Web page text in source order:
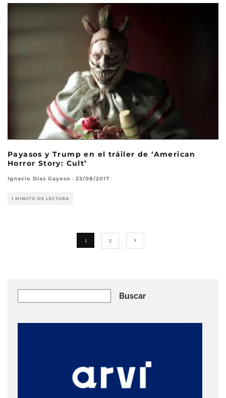
Payasos y Trump en el tráiler de ‘American
Horror Story: Cult’
Ignacio Díaz Gayoso · 23/08/2017
1 MINUTO DE LECTURA
1 2
Buscar